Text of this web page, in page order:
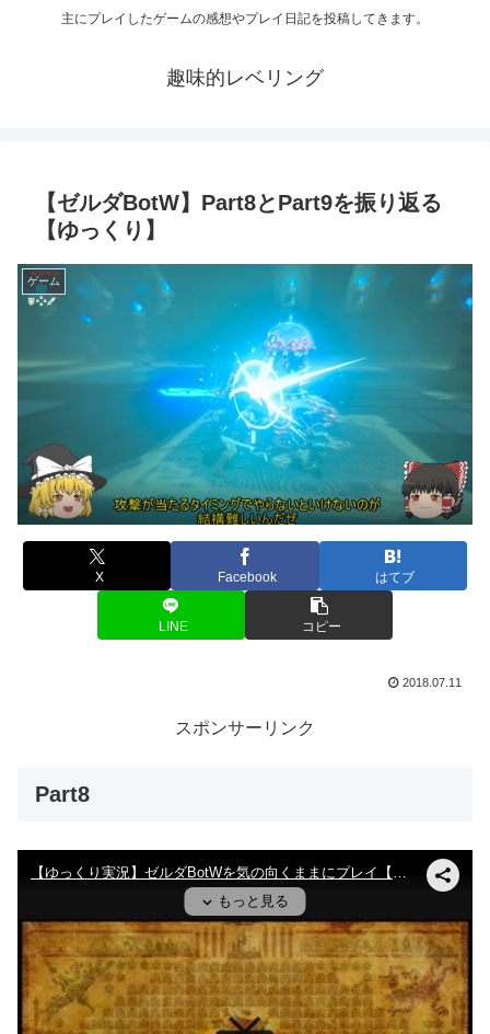
主にプレイしたゲームの感想やプレイ日記を投稿してきます。
趣味的レベリング
【ゼルダBotW】Part8とPart9を振り返る
【ゆっくり】
ゲーム
X Facebook はてブ
LINE コピー
2018.07.11
スポンサーリンク
Part8